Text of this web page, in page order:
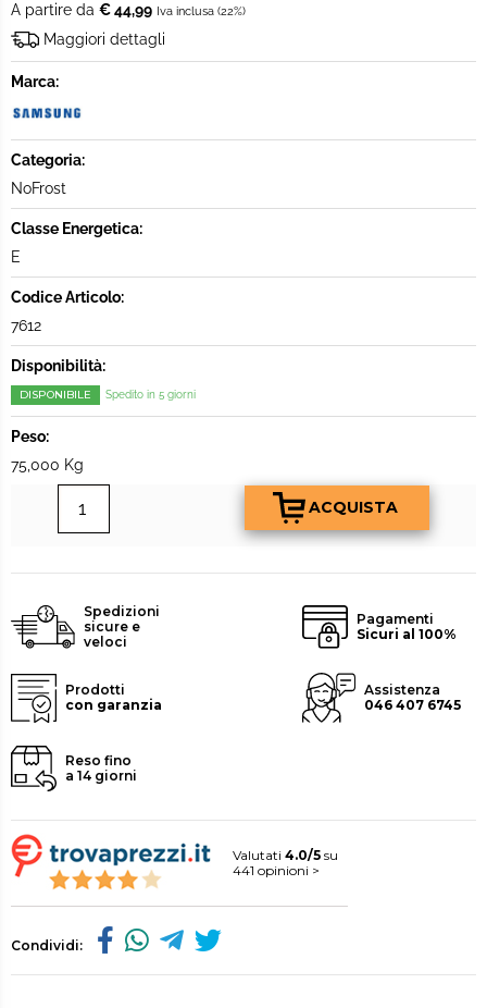
A partire da € 44,99 Iva inclusa (22%)
Maggiori dettagli
Marca:
Categoria:
NoFrost
Classe Energetica:
E
Codice Articolo:
7612
Disponibilità:
DISPONIBILE Spedito in 5 giorni
Peso:
75,000 Kg
Spedizioni
sicure e
veloci
Pagamenti
Sicuri al 100%
Prodotti
con garanzia
Assistenza
046 407 6745
Reso fino
a 14 giorni
Valutati 4.0/5 su
441 opinioni >
Condividi: